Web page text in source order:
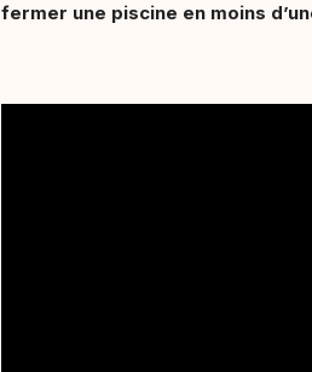
fermer une piscine en moins